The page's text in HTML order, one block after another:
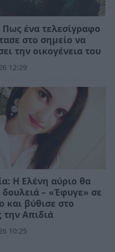
ένα τελεσίγραφο
στο σημείο να
την οικογένεια του
12:29
Η Ελένη αύριο θα
δουλειά – «Έφυγε» σε
και βύθισε στο
την Απιδιά
10:25